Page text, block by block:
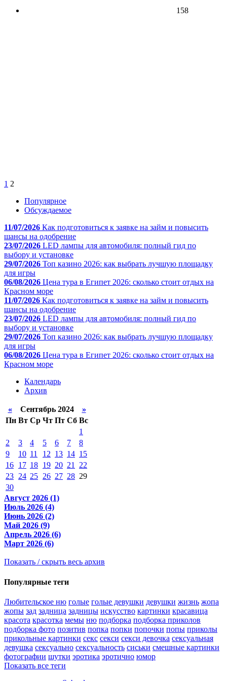
158
1 2
Популярное
Обсуждаемое
11/07/2026 Как подготовиться к заявке на займ и повысить
шансы на одобрение
23/07/2026 LED лампы для автомобиля: полный гид по
выбору и установке
29/07/2026 Топ казино 2026: как выбрать лучшую площадку
для игры
06/08/2026 Цена тура в Египет 2026: сколько стоит отдых на
Красном море
11/07/2026 Как подготовиться к заявке на займ и повысить
шансы на одобрение
23/07/2026 LED лампы для автомобиля: полный гид по
выбору и установке
29/07/2026 Топ казино 2026: как выбрать лучшую площадку
для игры
06/08/2026 Цена тура в Египет 2026: сколько стоит отдых на
Красном море
Календарь
Архив
«Сентябрь 2024 »
Пн Вт Ср Чт Пт Сб Вс
1
2
3 4 5 6 7
8
9
10 11 12 13 14 15
16 17 18 19 20 21
22
23 24 25 26 27 28 29
30
Август 2026 (1)
Июль 2026 (4)
Июнь 2026 (2)
Май 2026 (9)
Апрель 2026 (6)
Март 2026 (6)
Показать / скрыть весь архив
Популярные теги
Любительское ню голые голые девушки девушки жизнь жопа
жопы зад задница задницы искусство картинки красавица
красота красотка мемы ню подборка подборка приколов
подборка фото позитив попка попки попочки попы приколы
прикольные картинки секс секси секси девочка сексуальная
девушка сексуально сексуальность сиськи смешные картинки
фотографии шутки эротика эротично юмор
Показать все теги